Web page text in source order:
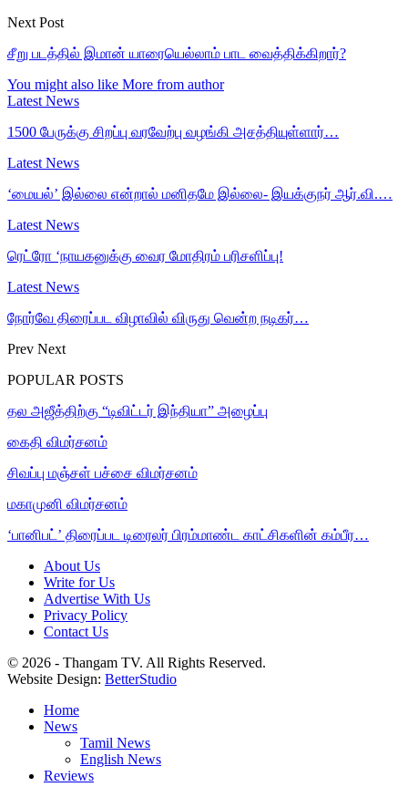
Next Post
சீறு படத்தில் இமான் யாரையெல்லாம் பாட வைத்திக்கிறார்?
You might also like More from author
Latest News
1500 பேருக்கு சிறப்பு வரவேற்பு வழங்கி அசத்தியுள்ளார்…
Latest News
‘மையல்’ இல்லை என்றால் மனிதமே இல்லை- இயக்குநர் ஆர்.வி.…
Latest News
ரெட்ரோ ‘நாயகனுக்கு வைர மோதிரம் பரிசளிப்பு!
Latest News
நோர்வே திரைப்பட விழாவில் விருது வென்ற நடிகர்…
Prev Next
POPULAR POSTS
தல அஜீத்திற்கு “டிவிட்டர் இந்தியா” அழைப்பு
கைதி விமர்சனம்
சிவப்பு மஞ்சள் பச்சை விமர்சனம்
மகாமுனி விமர்சனம்
‘பானிபட்’ திரைப்பட டிரைலர் பிரம்மாண்ட காட்சிகளின் கம்பீர…
About Us
Write for Us
Advertise With Us
Privacy Policy
Contact Us
© 2026 - Thangam TV. All Rights Reserved.
Website Design: BetterStudio
Home
News
Tamil News
English News
Reviews